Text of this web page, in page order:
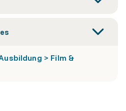
> Film &